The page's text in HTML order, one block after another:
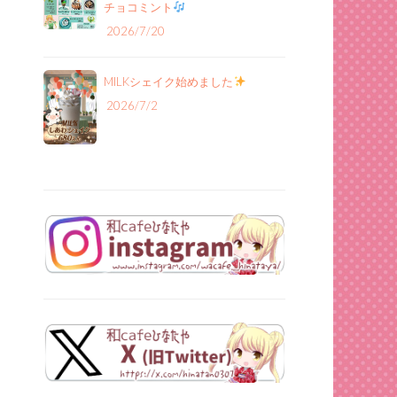
チョコミント
2026/7/20
MILKシェイク始めました
2026/7/2